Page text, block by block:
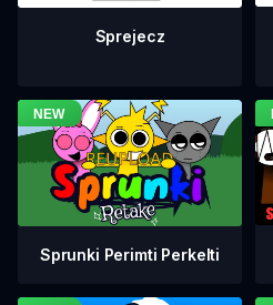
Sprejecz
Sprunki Perimti Perkelti